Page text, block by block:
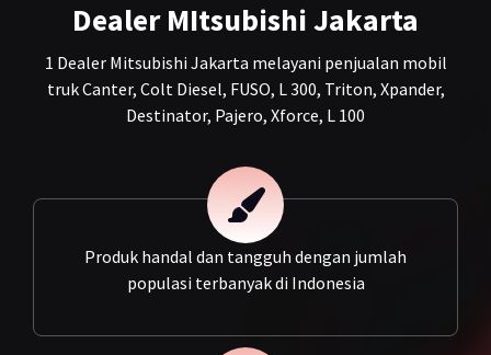
Dealer MItsubishi Jakarta
1 Dealer Mitsubishi Jakarta melayani penjualan mobil
truk Canter, Colt Diesel, FUSO, L 300, Triton, Xpander,
Destinator, Pajero, Xforce, L 100
Produk handal dan tangguh dengan jumlah
populasi terbanyak di Indonesia